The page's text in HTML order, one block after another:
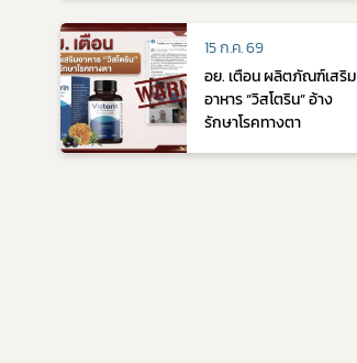
15 ก.ค. 69
อย. เตือน ผลิตภัณฑ์เสริม
อาหาร “วิสโตริน” อ้าง
รักษาโรคทางตา